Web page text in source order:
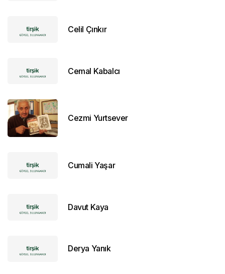
Celil Çınkır
Cemal Kabalcı
Cezmi Yurtsever
Cumali Yaşar
Davut Kaya
Derya Yanık